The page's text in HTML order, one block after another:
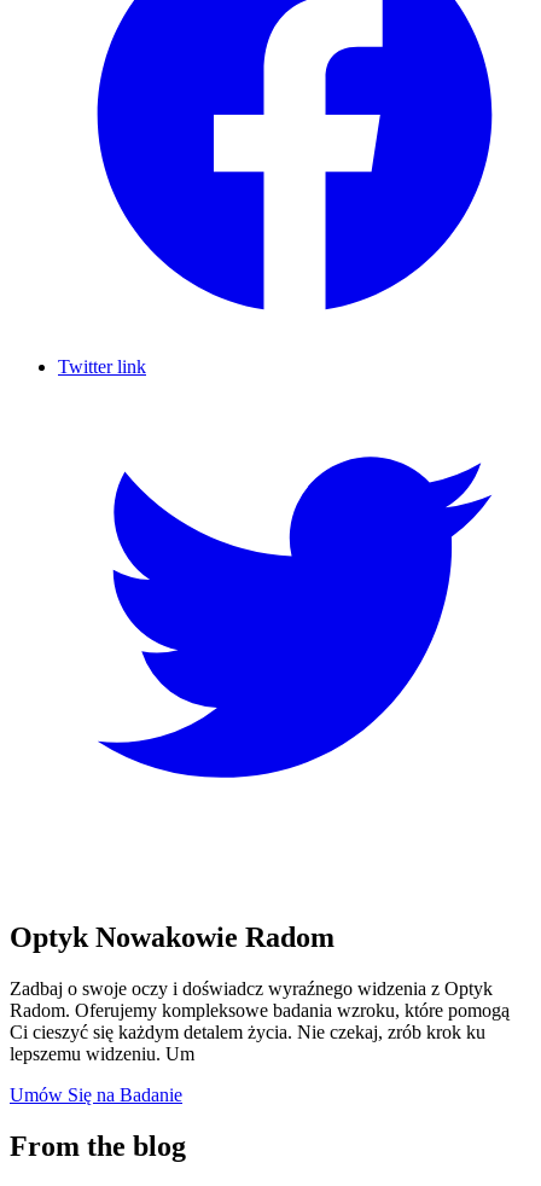
Twitter link
Optyk Nowakowie Radom
Zadbaj o swoje oczy i doświadcz wyraźnego widzenia z Optyk
Radom. Oferujemy kompleksowe badania wzroku, które pomogą
Ci cieszyć się każdym detalem życia. Nie czekaj, zrób krok ku
lepszemu widzeniu. Um
Umów Się na Badanie
From the blog